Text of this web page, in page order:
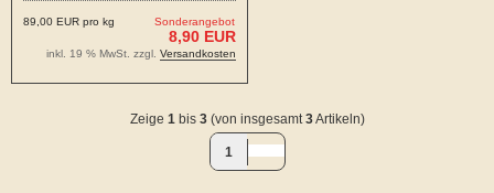
Sonderangebot
8,90 EUR
89,00 EUR pro kg
inkl. 19 % MwSt. zzgl. Versandkosten
Zeige 1bis 3(von insgesamt3Artikeln)
1